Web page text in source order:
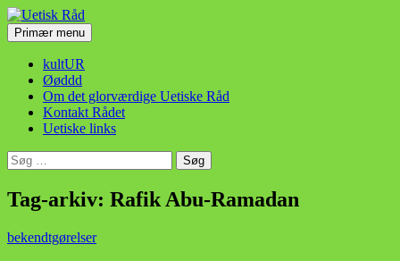
Hop
til
indhold
Uetisk Råd
SøgPrimær menu
kultUR
Øøddd
Om det glorværdige Uetiske Råd
Kontakt Rådet
Uetiske links
Søg
efter:
Tag-arkiv: Rafik Abu-Ramadan
bekendtgørelser